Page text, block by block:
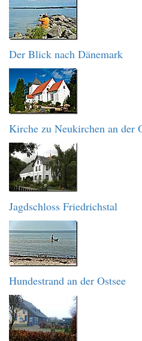
Der Blick nach Dänemark
Kirche zu Neukirchen an der
Jagdschloss Friedrichstal
Hundestrand an der Ostsee